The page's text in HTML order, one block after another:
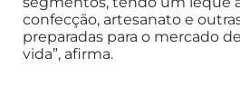
confecção, artesanato e
preparadas para o mercado
vida”, afirma.